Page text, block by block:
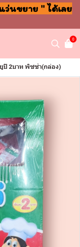
นขยาย " ได้เลย
0
ยูปิ 2บาท พิซซ่า(กล่อง)